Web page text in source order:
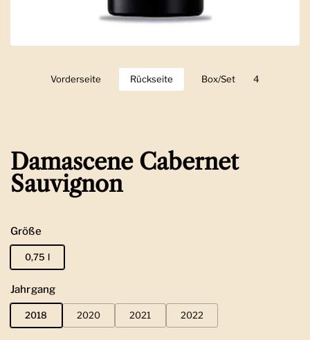
Zeige Folie 1
Vorderseite Zeige Folie 2
Rückseite Zeige Folie 3
Box/Set Zeige Folie
4
Damascene Cabernet
Sauvignon
Größe
0,75 l
Jahrgang
2018 2020 2021 2022